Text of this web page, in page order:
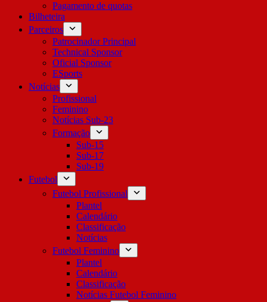
Pagamento de quotas
Bilheteira
Parceiros
Patrocinador Principal
Technical Sponsor
Oficial Sponsor
ESports
Notícias
Profissional
Feminino
Notícias Sub-23
Formação
Sub-15
Sub-17
Sub-19
Futebol
Futebol Profissional
Plantel
Calendário
Classificação
Notícias
Futebol Feminino
Plantel
Calendário
Classificação
Notícias Futebol Feminino